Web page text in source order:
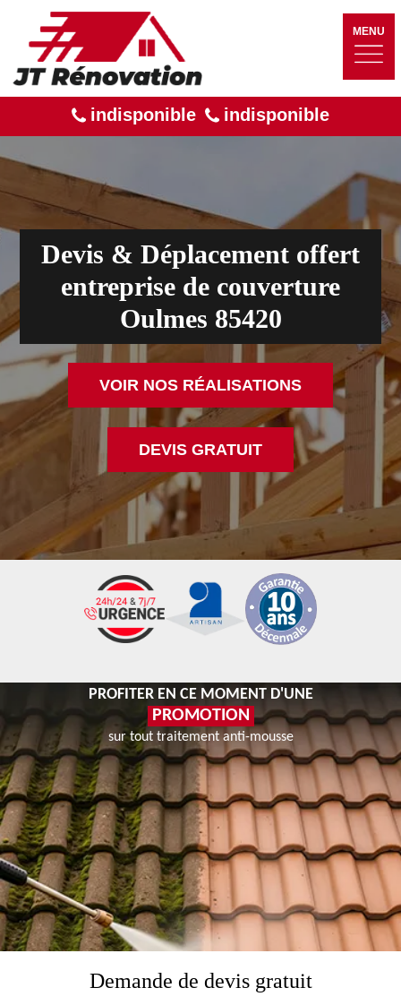
MENU
indisponible indisponible
Devis & Déplacement offert
entreprise de couverture
Oulmes 85420
VOIR NOS RÉALISATIONS
DEVIS GRATUIT
PROFITER EN CE MOMENT D'UNE
PROMOTION
sur tout traitement anti-mousse
Demande de devis gratuit